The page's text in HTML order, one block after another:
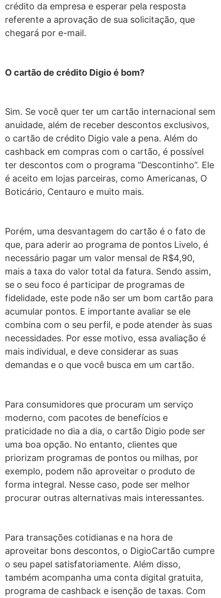
crédito da empresa e esperar pela resposta
referente a aprovação de sua solicitação, que
chegará por e-mail.
O cartão de crédito Digio é bom?
Sim. Se você quer ter um cartão internacional sem
anuidade, além de receber descontos exclusivos,
o cartão de crédito Digio vale a pena. Além do
cashback em compras com o cartão, é possível
ter descontos com o programa “Descontinho”. Ele
é aceito em lojas parceiras, como Americanas, O
Boticário, Centauro e muito mais.
Porém, uma desvantagem do cartão é o fato de
que, para aderir ao programa de pontos Livelo, é
necessário pagar um valor mensal de R$4,90,
mais a taxa do valor total da fatura. Sendo assim,
se o seu foco é participar de programas de
fidelidade, este pode não ser um bom cartão para
acumular pontos. E importante avaliar se ele
combina com o seu perfil, e pode atender às suas
necessidades. Por esse motivo, essa avaliação é
mais individual, e deve considerar as suas
demandas e o que você busca em um cartão.
Para consumidores que procuram um serviço
moderno, com pacotes de benefícios e
praticidade no dia a dia, o cartão Digio pode ser
uma boa opção. No entanto, clientes que
priorizam programas de pontos ou milhas, por
exemplo, podem não aproveitar o produto de
forma integral. Nesse caso, pode ser melhor
procurar outras alternativas mais interessantes.
Para transações cotidianas e na hora de
aproveitar bons descontos, o DigioCartão cumpre
o seu papel satisfatoriamente. Além disso,
também acompanha uma conta digital gratuita,
programa de cashback e isenção de taxas. Com